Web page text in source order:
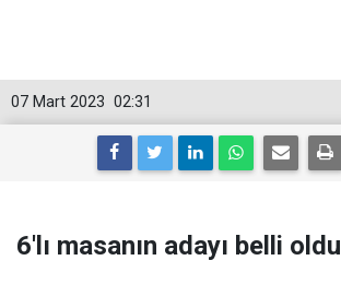
02:31
07 Mart 2023
6'lı masanın adayı belli oldu